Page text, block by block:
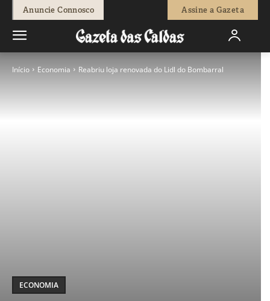
Anuncie Connosco Assine a Gazeta
Início Economia Reabriu loja renovada do Lidl do Bombarral
ECONOMIA